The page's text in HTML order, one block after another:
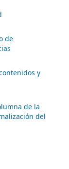
de
y
de la
del